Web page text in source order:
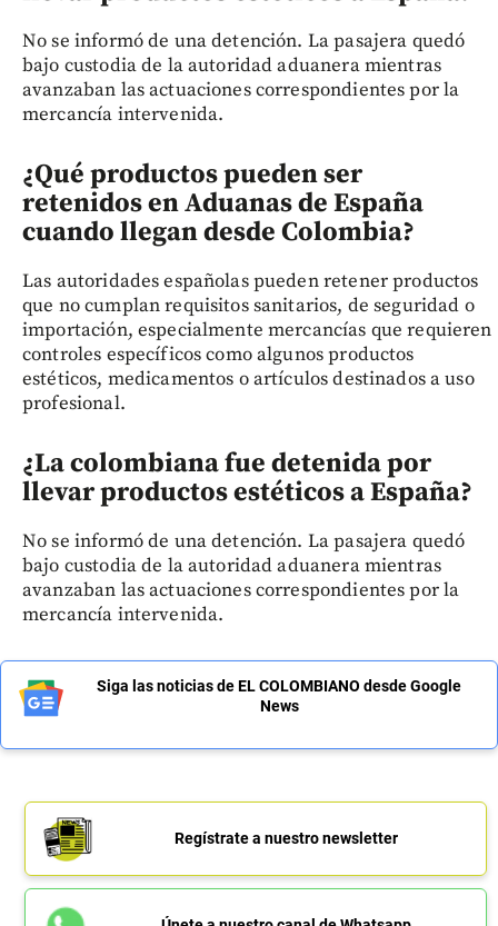
No se informó de una detención. La pasajera quedó
bajo custodia de la autoridad aduanera mientras
avanzaban las actuaciones correspondientes por la
mercancía intervenida.
¿Qué productos pueden ser
retenidos en Aduanas de España
cuando llegan desde Colombia?
Las autoridades españolas pueden retener productos
que no cumplan requisitos sanitarios, de seguridad o
importación, especialmente mercancías que requieren
controles específicos como algunos productos
estéticos, medicamentos o artículos destinados a uso
profesional.
¿La colombiana fue detenida por
llevar productos estéticos a España?
No se informó de una detención. La pasajera quedó
bajo custodia de la autoridad aduanera mientras
avanzaban las actuaciones correspondientes por la
mercancía intervenida.
Siga las noticias de EL COLOMBIANO desde Google
News
Regístrate a nuestro newsletter